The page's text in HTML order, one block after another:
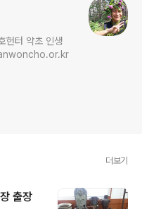
헌터 약초 인생
더보기
출장